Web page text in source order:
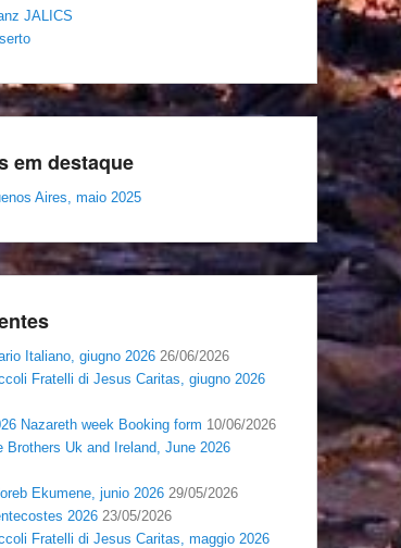
JALICS
em destaque
Aires, maio 2025
Italiano, giugno 2026 26/06/2026
Fratelli di Jesus Caritas, giugno 2026
Nazareth week Booking form 10/06/2026
Brothers Uk and Ireland, June 2026
Ekumene, junio 2026 29/05/2026
2026 23/05/2026
Fratelli di Jesus Caritas, maggio 2026